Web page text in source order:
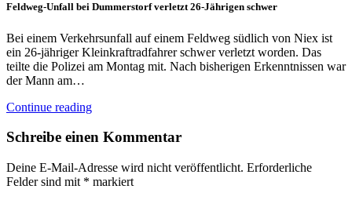
Feldweg-Unfall bei Dummerstorf verletzt 26-Jährigen schwer
Bei einem Verkehrsunfall auf einem Feldweg südlich von Niex ist
ein 26-jähriger Kleinkraftradfahrer schwer verletzt worden. Das
teilte die Polizei am Montag mit. Nach bisherigen Erkenntnissen war
der Mann am…
Continue reading
Schreibe einen Kommentar
Deine E-Mail-Adresse wird nicht veröffentlicht. Erforderliche
Felder sind mit * markiert